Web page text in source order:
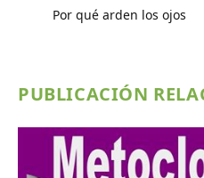
Por qué arden los ojos
PUBLICACIÓN